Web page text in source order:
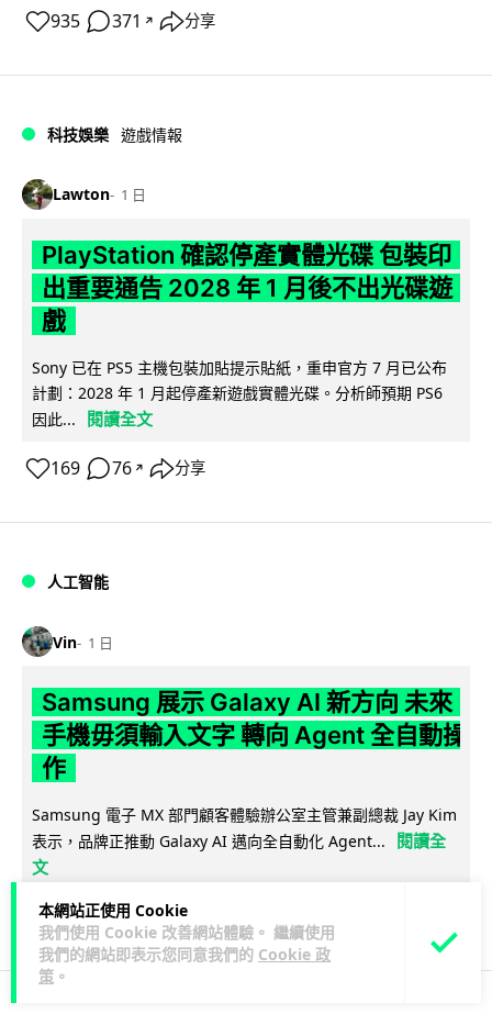
本網站正使用 Cookie
我們使用 Cookie 改善網站體驗。 繼續使用
我們的網站即表示您同意我們的 Cookie 政
策 。
935 371 ↗ 分享
科技娛樂 遊戲情報
Lawton 1 日
PlayStation 確認停產實體光碟 包裝印
出重要通告 2028 年 1 月後不出光碟遊
戲
Sony 已在 PS5 主機包裝加貼提示貼紙，重申官方 7 月已公布
計劃：2028 年 1 月起停產新遊戲實體光碟。分析師預期 PS6
因此...
閱讀全文
169 76 ↗ 分享
人工智能
Vin 1 日
Samsung 展示 Galaxy AI 新方向 未來
手機毋須輸入文字 轉向 Agent 全自動操
作
Samsung 電子 MX 部門顧客體驗辦公室主管兼副總裁 Jay Kim
表示，品牌正推動 Galaxy AI 邁向全自動化 Agent...
閱讀全
文
27 4↗ 分享